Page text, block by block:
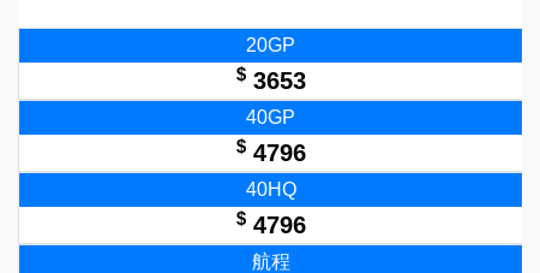
20GP
$3653
40GP
$4796
40HQ
$4796
航程